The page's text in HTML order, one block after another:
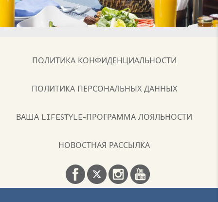
ПОЛИТИКА КОНФИДЕНЦИАЛЬНОСТИ
ПОЛИТИКА ПЕРСОНАЛЬНЫХ ДАННЫХ
ВАША LIFESTYLE-ПРОГРАММА ЛОЯЛЬНОСТИ
НОВОСТНАЯ РАССЫЛКА